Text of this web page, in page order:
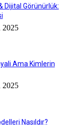
Dijital Görünürlük:
2025
Ama Kimlerin
2025
Nasıldır?